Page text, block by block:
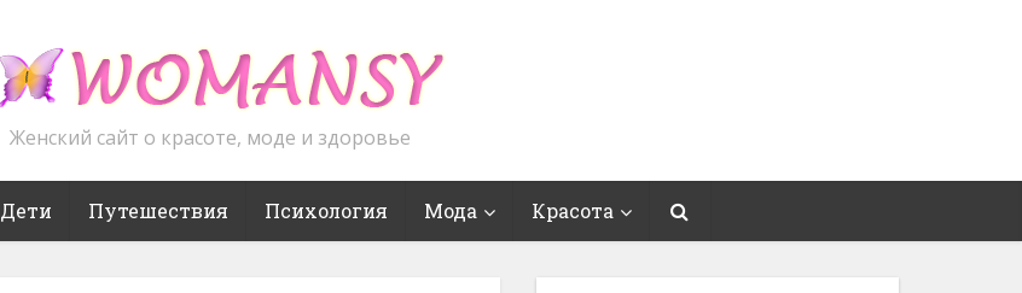
Женский сайт о красоте, моде и здоровье
Дети Путешествия Психология Мода Красота